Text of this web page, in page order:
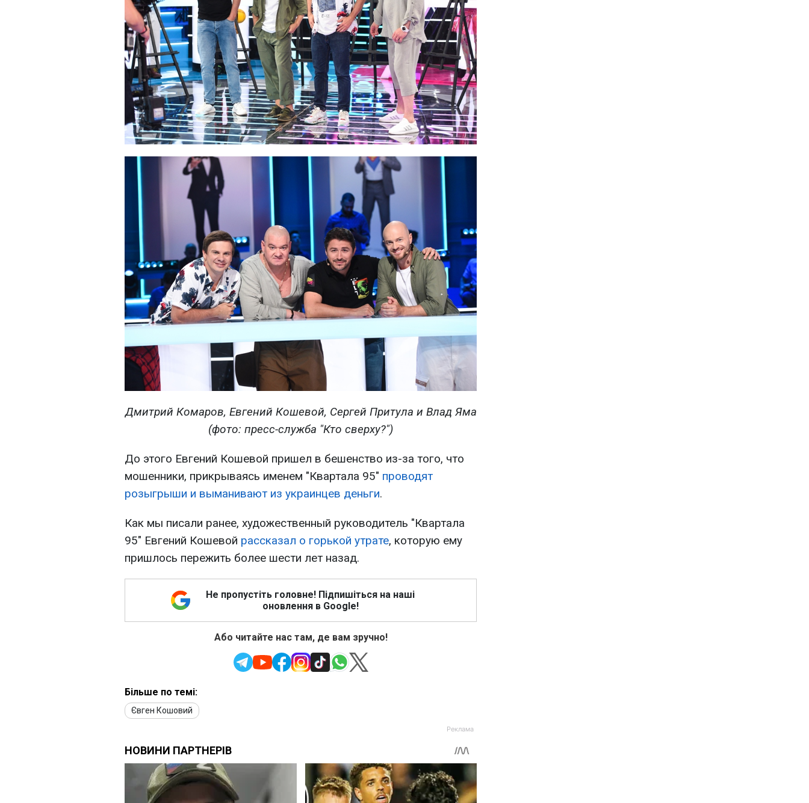
Дмитрий Комаров, Евгений Кошевой, Сергей Притула и Влад Яма
(фото: пресс-служба "Кто сверху?")
До этого Евгений Кошевой пришел в бешенство из-за того, что
мошенники, прикрываясь именем "Квартала 95" проводят
розыгрыши и выманивают из украинцев деньги.
Как мы писали ранее, художественный руководитель "Квартала
95" Евгений Кошевой рассказал о горькой утрате, которую ему
пришлось пережить более шести лет назад.
Не пропустіть головне! Підпишіться на наші
оновлення в Google!
Або читайте нас там, де вам зручно!
Більше по темі:
Євген Кошовий